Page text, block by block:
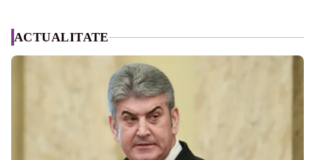
ACTUALITATE